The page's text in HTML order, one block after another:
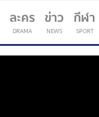
ละคร
DRAMA
ข่าว
NEWS
กีฬา
SPORT